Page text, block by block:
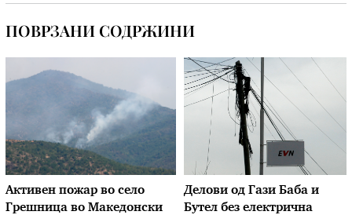
ПОВРЗАНИ СОДРЖИНИ
Активен пожар во село
Грешница во Македонски
Делови од Гази Баба и
Бутел без електрична